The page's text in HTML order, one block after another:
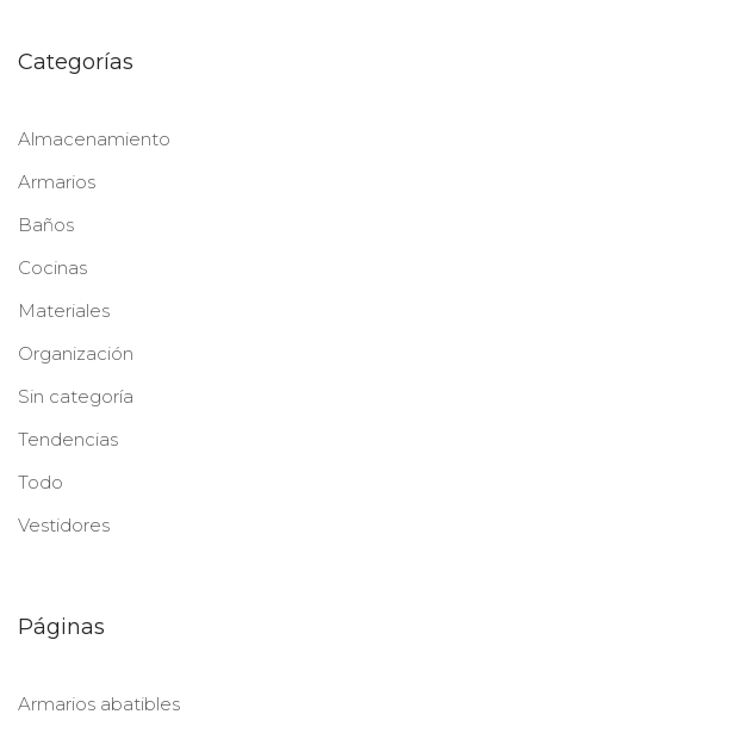
Categorías
Almacenamiento
Armarios
Baños
Cocinas
Materiales
Organización
Sin categoría
Tendencias
Todo
Vestidores
Páginas
Armarios abatibles